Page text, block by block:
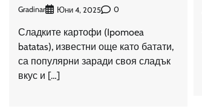
Gradinar Юни 4, 2025 0
Сладките картофи (Ipomoea
batatas), известни още като батати,
са популярни заради своя сладък
вкус и […]